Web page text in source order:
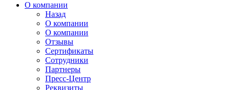
О компании
Назад
О компании
О компании
Отзывы
Сертификаты
Сотрудники
Партнеры
Пресс-Центр
Реквизиты